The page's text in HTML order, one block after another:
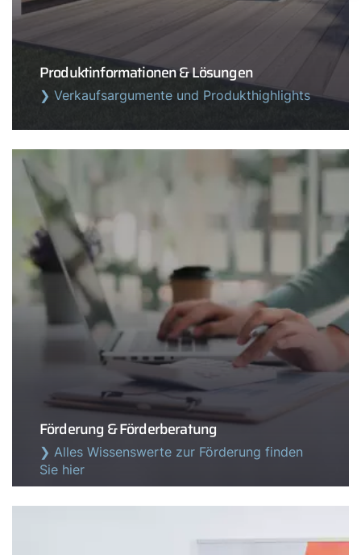
Produktinformationen & Lösungen
❯ Verkaufsargumente und Produkthighlights
Förderung & Förderberatung
❯ Alles Wissenswerte zur Förderung finden
Sie hier